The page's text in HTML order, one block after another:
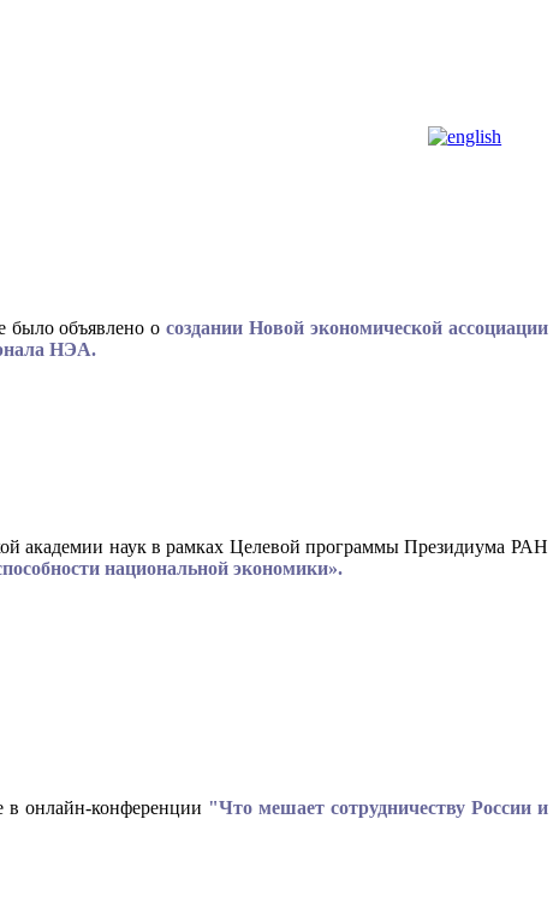
было объявлено осоздании Новой экономической ассоциации
НЭА.
академии наук в рамках Целевой программы Президиума РАН
национальной экономики».
в онлайн-конференции "Что мешает сотрудничеству России и